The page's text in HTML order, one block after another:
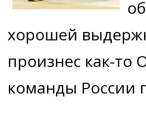
хорошей
произнес как-то
команды России